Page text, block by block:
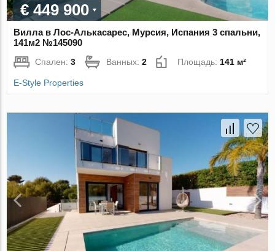
€ 449 900
Вилла в Лос-Алькасарес, Мурсия, Испания 3 спальни,
141м2 №145090
Спален:3 Ванных:2 Площадь: 141 м²
E-Style Properties